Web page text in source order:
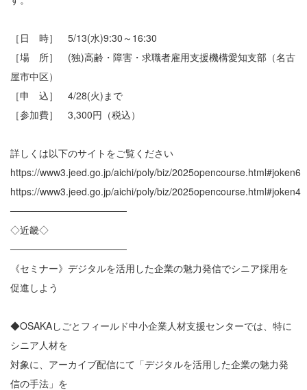
［日 時］ 5/13(水)9:30～16:30
［場 所］ (独)高齢・障害・求職者雇用支援機構愛知支部（名古
屋市中区）
［申 込］ 4/28(火)まで
［参加費］ 3,300円（税込）
詳しくは以下のサイトをご覧ください
https://www3.jeed.go.jp/aichi/poly/biz/2025opencourse.html#joken6
https://www3.jeed.go.jp/aichi/poly/biz/2025opencourse.html#joken4
─────────────────
◇近畿◇
─────────────────
《セミナー》デジタルを活用した企業の魅力発信でシニア採用を
促進しよう
◆OSAKAしごとフィールド中小企業人材支援センターでは、特に
シニア人材を
対象に、アーカイブ配信にて「デジタルを活用した企業の魅力発
信の手法」を